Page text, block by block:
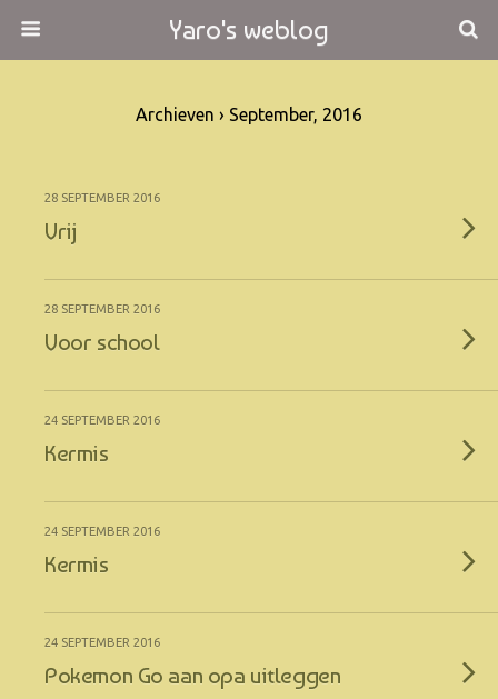
Yaro's weblog
Archieven › September, 2016
28 SEPTEMBER 2016
Vrij
28 SEPTEMBER 2016
Voor school
24 SEPTEMBER 2016
Kermis
24 SEPTEMBER 2016
Kermis
24 SEPTEMBER 2016
Pokemon Go aan opa uitleggen